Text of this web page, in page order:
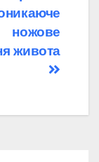
ножове
живота